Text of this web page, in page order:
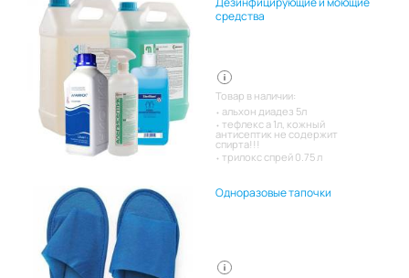
средства
Товар в наличии:
альхон диадез 5л
тефлекс а 1л, кожный
антисептик не содержит
спирта!!!
трилокс спрей 0.75 л
Одноразовые тапочки